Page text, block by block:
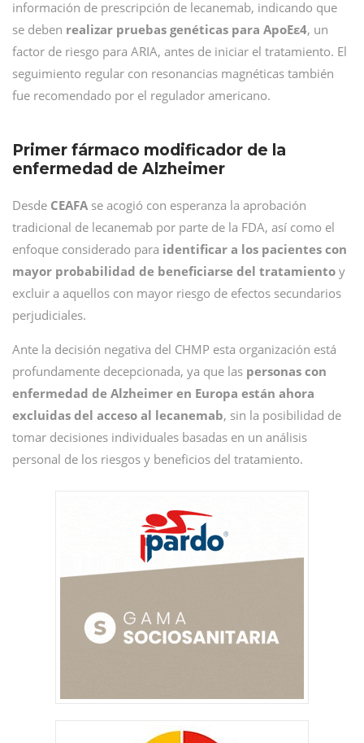
información de prescripción de lecanemab, indicando que
se deben realizar pruebas genéticas para ApoEε4, un
factor de riesgo para ARIA, antes de iniciar el tratamiento. El
seguimiento regular con resonancias magnéticas también
fue recomendado por el regulador americano.
Primer fármaco modificador de la
enfermedad de Alzheimer
Desde CEAFA se acogió con esperanza la aprobación
tradicional de lecanemab por parte de la FDA, así como el
enfoque considerado para identificar a los pacientes con
mayor probabilidad de beneficiarse del tratamiento y
excluir a aquellos con mayor riesgo de efectos secundarios
perjudiciales.
Ante la decisión negativa del CHMP esta organización está
profundamente decepcionada, ya que las personas con
enfermedad de Alzheimer en Europa están ahora
excluidas del acceso al lecanemab, sin la posibilidad de
tomar decisiones individuales basadas en un análisis
personal de los riesgos y beneficios del tratamiento.